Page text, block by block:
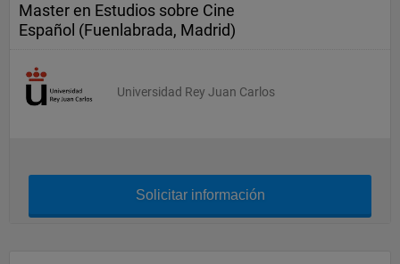
Master en Estudios sobre Cine
Español (Fuenlabrada, Madrid)
Universidad Rey Juan Carlos
Solicitar información